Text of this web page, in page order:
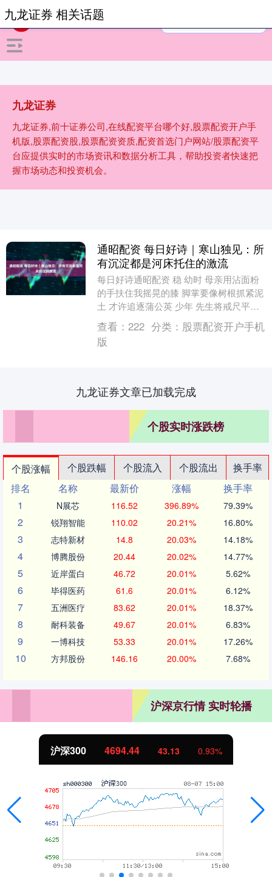
九龙证券
九龙证券,前十证券公司,在线配资平台哪个好,股票配资开户手
机版,股票配资股,股票配资资质,配资首选门户网站/股票配资平
台应提供实时的市场资讯和数据分析工具，帮助投资者快速把
握市场动态和投资机会。
九龙证券 相关话题
通昭配资 每日好诗｜寒山独见：所
有沉淀都是河床托住的激流
每日好诗通昭配资 稳 幼时 母亲用沾面粉
的手扶住我摇晃的膝 脚掌要像树根抓紧泥
土 才许追逐蒲公英 少年 先生将戒尺平放
墨痕要如石纹渗入纸背 方可临摹山河 壮
年....
查看： 222 分类： 股票配资开户手机
版
九龙证券文章已加载完成
个股实时涨跌榜
个股涨幅 个股跌幅 个股流入 个股流出
换手率
排名
名称 最新价 涨幅
换手率
1
N展芯 116.52 396.89% 79.39%
2 锐翔智能 110.02 20.21% 16.80%
3 志特新材 14.8 20.03% 14.18%
4 博腾股份 20.44 20.02% 14.77%
5 近岸蛋白 46.72 20.01% 5.62%
6 毕得医药 61.6 20.01% 6.12%
7 五洲医疗 83.62 20.01% 18.37%
8 耐科装备 49.67 20.01% 6.83%
9 一博科技 53.33 20.01% 17.26%
10 方邦股份 146.16 20.00% 7.68%
沪深京行情 实时轮播
沪深300 4694.44 43.13 0.93%